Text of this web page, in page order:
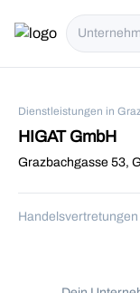
Dienstleistungen in
HIGAT GmbH
Grazbachgasse 53,
Handelsvertretungen